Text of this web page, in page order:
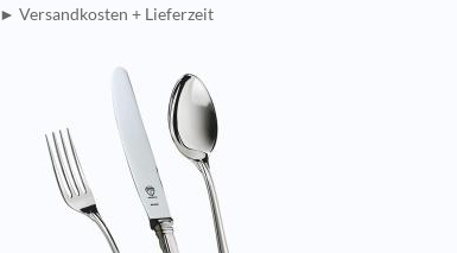
► Versandkosten + Lieferzeit